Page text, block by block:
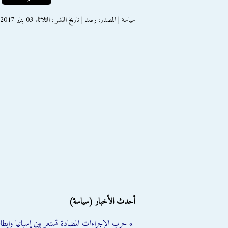
سياسة | المصدر: رصد | تاريخ النشر : الثلاثاء 03 يناير 2017
أحدث الأخبار (سياسة)
» حرب الإجراءات المضادة تستعر بين إسبانيا